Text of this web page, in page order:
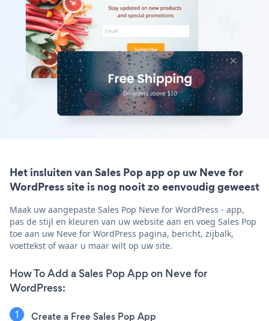
Het insluiten van Sales Pop app op uw Neve for
WordPress site is nog nooit zo eenvoudig geweest
Maak uw aangepaste Sales Pop Neve for WordPress - app,
pas de stijl en kleuren van uw website aan en voeg Sales Pop
toe aan uw Neve for WordPress pagina, bericht, zijbalk,
voettekst of waar u maar wilt op uw site.
How To Add a Sales Pop App on Neve for
WordPress:
Create a Free Sales Pop App